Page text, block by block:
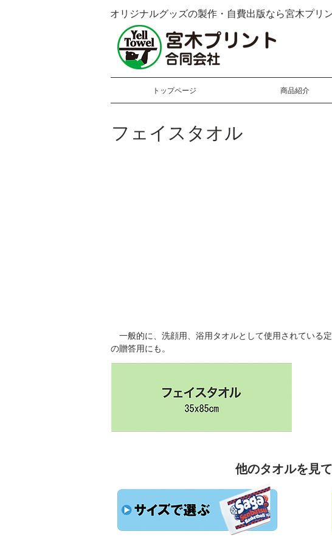
オリジナルグッズの製作・自費出版なら宮木プリ
トップページ 商品紹介
フェイスタオル
一般的に、洗顔用、浴用タオルとして使用されている
の贈答用にも。
他のタオルを見